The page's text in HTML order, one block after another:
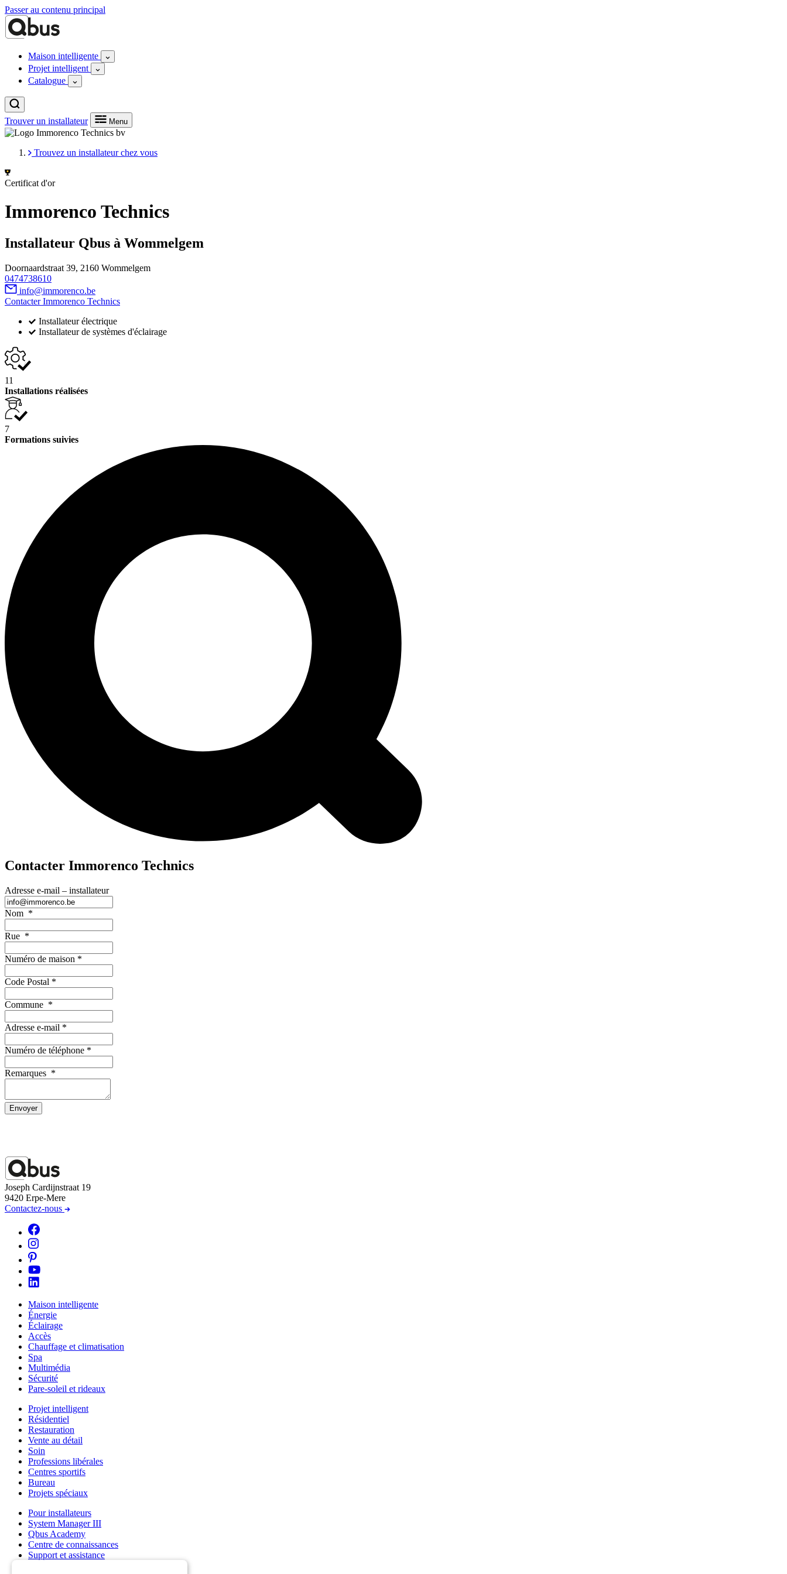
Passer au contenu principal
Maison intelligente
Projet intelligent
Catalogue
Trouver un installateur Menu
Trouvez un installateur chez vous
Certificat d'or
Immorenco Technics
Installateur Qbus à Wommelgem
Doornaardstraat 39, 2160 Wommelgem
0474738610
info@immorenco.be
Contacter Immorenco Technics
Installateur électrique
Installateur de systèmes d'éclairage
11
Installations réalisées
7
Formations suivies
Contacter Immorenco Technics
Adresse e-mail – installateur
Nom *
Rue *
Numéro de maison *
Code Postal *
Commune *
Adresse e-mail *
Numéro de téléphone *
Remarques *
Envoyer
Joseph Cardijnstraat 19
9420 Erpe-Mere
Contactez-nous
Maison intelligente
Énergie
Éclairage
Accès
Chauffage et climatisation
Spa
Multimédia
Sécurité
Pare-soleil et rideaux
Projet intelligent
Résidentiel
Restauration
Vente au détail
Soin
Professions libérales
Centres sportifs
Bureau
Projets spéciaux
Pour installateurs
System Manager III
Qbus Academy
Centre de connaissances
Support et assistance